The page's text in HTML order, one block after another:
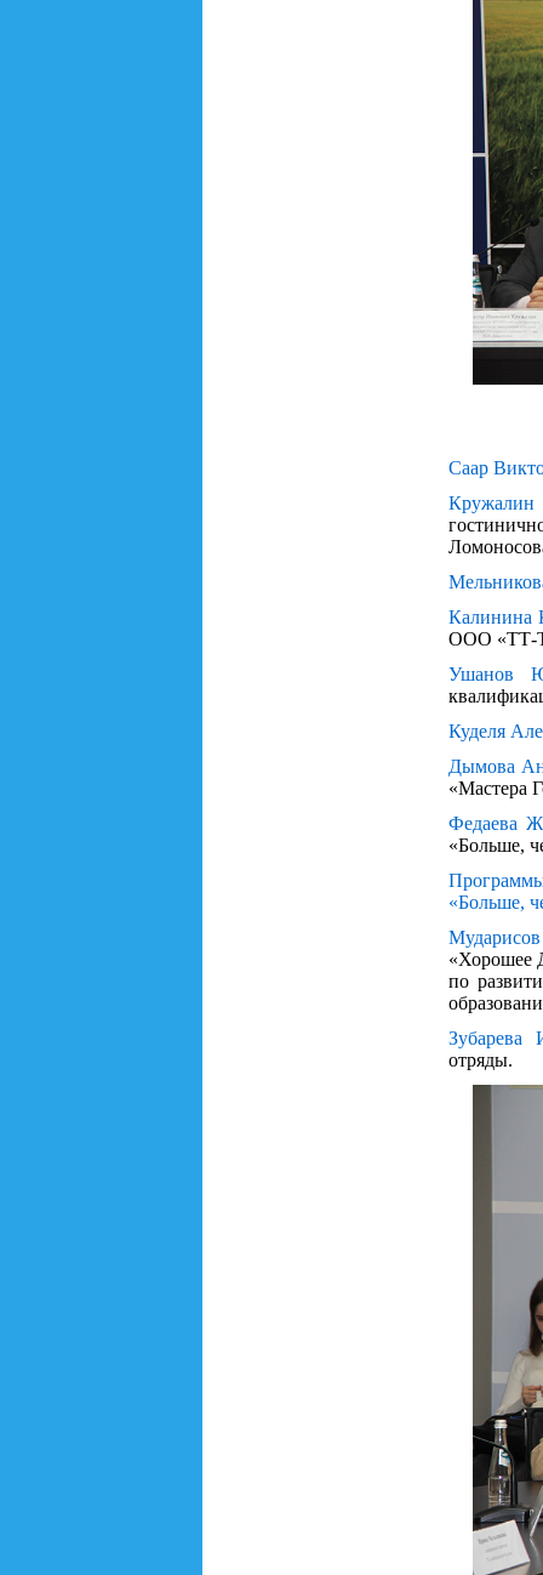
Саар
Калинина
ООО «ТТ-
Ушанов
Куделя
Дымова
«Мастера
Федаева
«Больше,
«Больше,
«Хорошее
по
Зубарева
отряды.